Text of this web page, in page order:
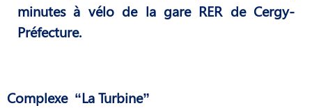
minutes à vélo de la gare RER de Cergy-
Préfecture.
Complexe “La Turbine”